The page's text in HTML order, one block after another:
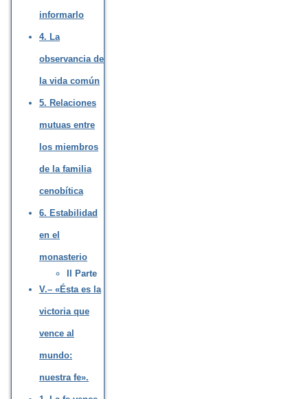
informarlo
4. La
observancia de
la vida común
5. Relaciones
mutuas entre
los miembros
de la familia
cenobítica
6. Estabilidad
en el
monasterio
II Parte
V.– «Ésta es la
victoria que
vence al
mundo:
nuestra fe».